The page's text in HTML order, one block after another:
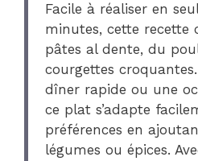
Facile à réaliser en
minutes, cette recette
pâtes al dente, du
courgettes
dîner rapide ou une
ce plat s’adapte
préférences en
légumes ou épices.